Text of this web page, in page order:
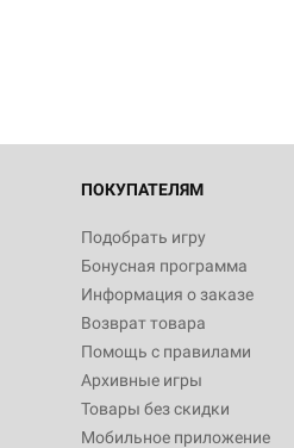
ПОКУПАТЕЛЯМ
Подобрать игру
Бонусная программа
Информация о заказе
Возврат товара
Помощь с правилами
Архивные игры
Товары без скидки
Мобильное приложение